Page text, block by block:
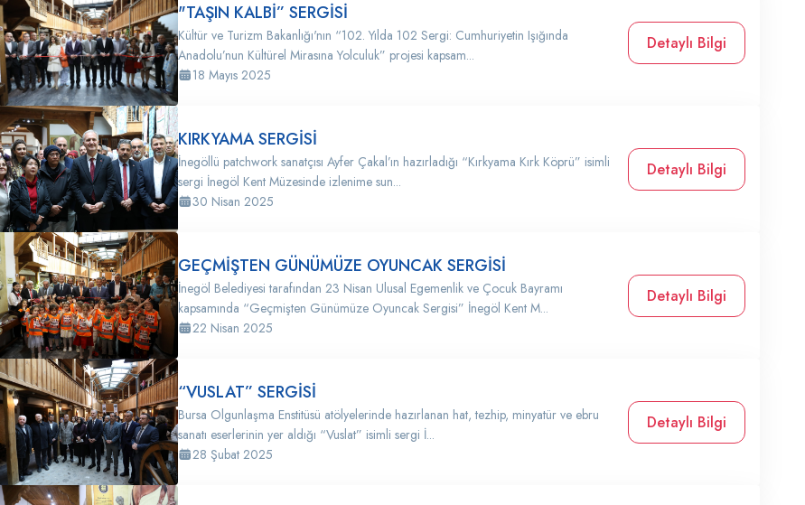
"TAŞIN KALBİ” SERGİSİ
Kültür ve Turizm Bakanlığı'nın “102. Yılda 102 Sergi: Cumhuriyetin Işığında
Anadolu’nun Kültürel Mirasına Yolculuk” projesi kapsam...
18 Mayıs 2025
Detaylı Bilgi
KIRKYAMA SERGİSİ
İnegöllü patchwork sanatçısı Ayfer Çakal’ın hazırladığı “Kırkyama Kırk Köprü” isimli
sergi İnegöl Kent Müzesinde izlenime sun...
30 Nisan 2025
Detaylı Bilgi
GEÇMİŞTEN GÜNÜMÜZE OYUNCAK SERGİSİ
İnegöl Belediyesi tarafından 23 Nisan Ulusal Egemenlik ve Çocuk Bayramı
kapsamında “Geçmişten Günümüze Oyuncak Sergisi” İnegöl Kent M...
22 Nisan 2025
Detaylı Bilgi
“VUSLAT” SERGİSİ
Bursa Olgunlaşma Enstitüsü atölyelerinde hazırlanan hat, tezhip, minyatür ve ebru
sanatı eserlerinin yer aldığı “Vuslat” isimli sergi İ...
28 Şubat 2025
Detaylı Bilgi